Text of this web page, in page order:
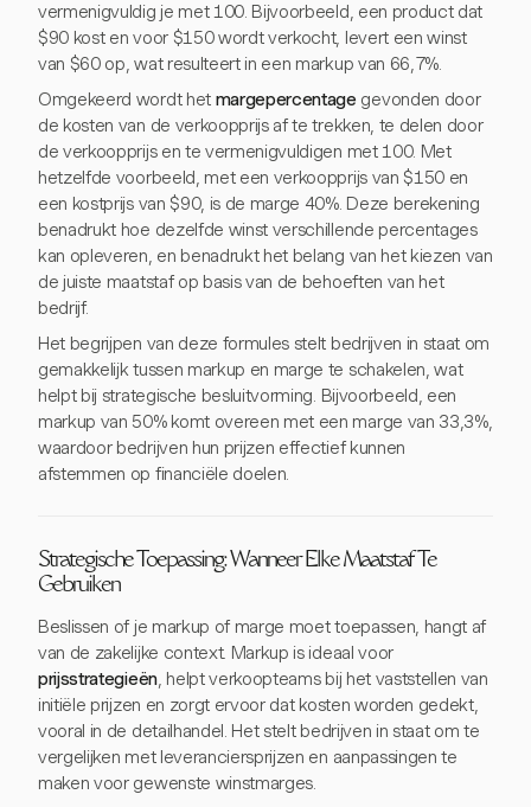
vermenigvuldig je met 100. Bijvoorbeeld, een product dat
$90 kost en voor $150 wordt verkocht, levert een winst
van $60 op, wat resulteert in een markup van 66,7%.
Omgekeerd wordt het margepercentagegevonden door
de kosten van de verkoopprijs af te trekken, te delen door
de verkoopprijs en te vermenigvuldigen met 100. Met
hetzelfde voorbeeld, met een verkoopprijs van $150 en
een kostprijs van $90, is de marge 40%. Deze berekening
benadrukt hoe dezelfde winst verschillende percentages
kan opleveren, en benadrukt het belang van het kiezen van
de juiste maatstaf op basis van de behoeften van het
bedrijf.
Het begrijpen van deze formules stelt bedrijven in staat om
gemakkelijk tussen markup en marge te schakelen, wat
helpt bij strategische besluitvorming. Bijvoorbeeld, een
markup van 50% komt overeen met een marge van 33,3%,
waardoor bedrijven hun prijzen effectief kunnen
afstemmen op financiële doelen.
Strategische Toepassing: Wanneer Elke Maatstaf Te
Gebruiken
Beslissen of je markup of marge moet toepassen, hangt af
van de zakelijke context. Markup is ideaal voor
prijsstrategieën, helpt verkoopteams bij het vaststellen van
initiële prijzen en zorgt ervoor dat kosten worden gedekt,
vooral in de detailhandel. Het stelt bedrijven in staat om te
vergelijken met leveranciersprijzen en aanpassingen te
maken voor gewenste winstmarges.